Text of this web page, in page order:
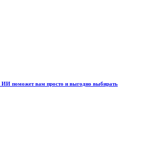
ИИ поможет вам просто и выгодно выбирать